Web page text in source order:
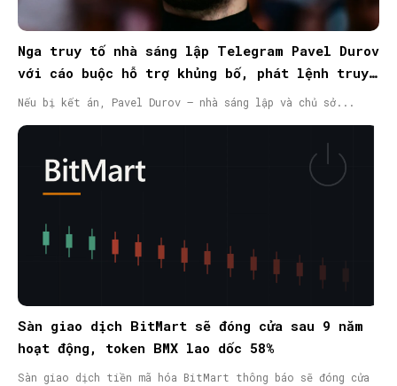
Nga truy tố nhà sáng lập Telegram Pavel Durov
với cáo buộc hỗ trợ khủng bố, phát lệnh truy
nã quốc tế
Nếu bị kết án, Pavel Durov – nhà sáng lập và chủ sở...
Sàn giao dịch BitMart sẽ đóng cửa sau 9 năm
hoạt động, token BMX lao dốc 58%
Sàn giao dịch tiền mã hóa BitMart thông báo sẽ đóng cửa